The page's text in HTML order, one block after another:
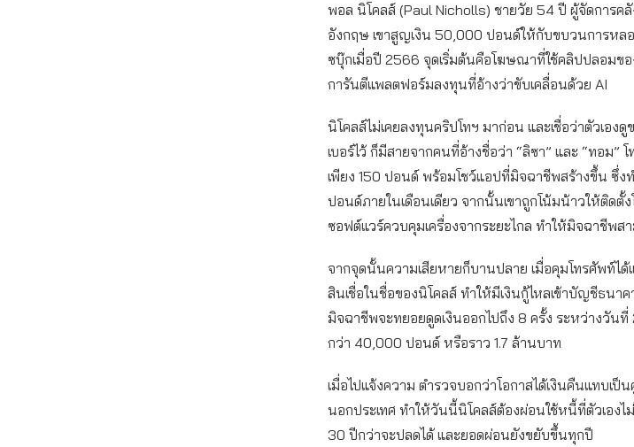
พอล นิโคลส์ (Paul Nicholls) ชายวัย 54 ปี ผู้จัดการคลั
อังกฤษ เขาสูญเงิน 50,000 ปอนด์ให้กับขบวนการหลอ
ซบุ๊กเมื่อปี 2566 จุดเริ่มต้นคือโฆษณาที่ใช้คลิปปลอมข
การันตีแพลตฟอร์มลงทุนที่อ้างว่าขับเคลื่อนด้วย AI
นิโคลส์ไม่เคยลงทุนคริปโทฯ มาก่อน และเชื่อว่าตัวเอ
เบอร์ไว้ ก็มีสายจากคนที่อ้างชื่อว่า “ลิซา” และ “ทอม” โ
เพียง 150 ปอนด์ พร้อมโชว์แอปที่มิจฉาชีพสร้างขึ้น ซึ่งท
ปอนด์ภายในเดือนเดียว จากนั้นเขาถูกโน้มน้าวให้ติดตั้ง
ซอฟต์แวร์ควบคุมเครื่องจากระยะไกล ทำให้มิจฉาชีพส
จากจุดนั้นความเสียหายก็บานปลาย เมื่อคุมโทรศัพท์ได้
สินเชื่อในชื่อของนิโคลส์ ทำให้มีเงินกู้ไหลเข้าบัญชีธนา
มิจฉาชีพจะทยอยดูดเงินออกไปถึง 8 ครั้ง ระหว่างวัน
กว่า 40,000 ปอนด์ หรือราว 1.7 ล้านบาท
เมื่อไปแจ้งความ ตำรวจบอกว่าโอกาสได้เงินคืนแทบเป็
นอกประเทศ ทำให้วันนี้นิโคลส์ต้องผ่อนใช้หนี้ที่ตัวเองไ
30 ปีกว่าจะปลดได้ และยอดผ่อนยังขยับขึ้นทุกปี